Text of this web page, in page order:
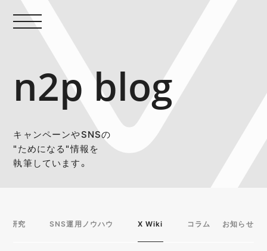
n2p blog
キャンペーンやSNSの
"ためになる"情報を
執筆しています。
研究 SNS運用ノウハウ X Wiki コラム お知らせ